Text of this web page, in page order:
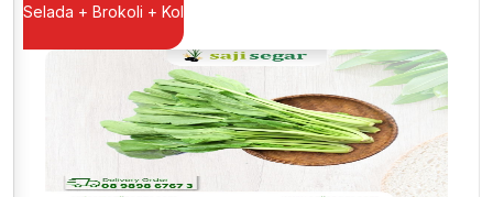
Selada + Brokoli + Kol